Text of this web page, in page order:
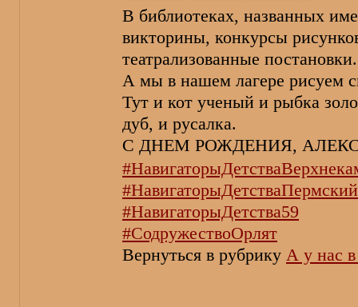
В библиотеках, названных
викторины, конкурсы
театрализованные постановки.
А мы в нашем лагере рисуем
Тут и кот ученый и рыбка
дуб, и русалка.
С ДНЕМ РОЖДЕНИЯ,
#НавигаторыДетства59
#СодружествоОрлят
Вернуться в рубрику А у нас